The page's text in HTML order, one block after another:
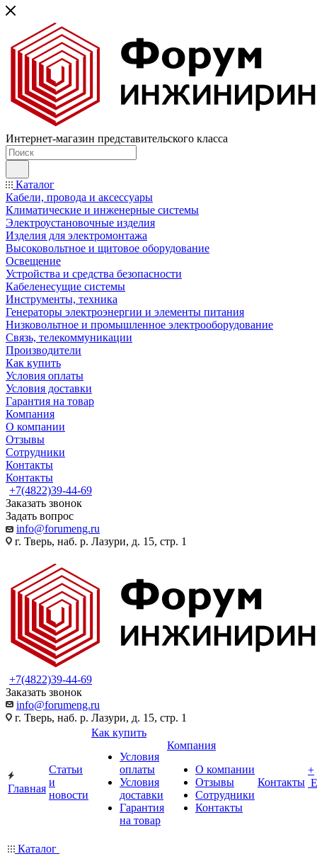
Интернет-магазин представительского класса
Каталог
Кабели, провода и аксессуары
Климатические и инженерные системы
Электроустановочные изделия
Изделия для электромонтажа
Высоковольтное и щитовое оборудование
Освещение
Устройства и средства безопасности
Кабеленесущие системы
Инструменты, техника
Генераторы электроэнергии и элементы питания
Низковольтное и промышленное электрооборудование
Связь, телекоммуникации
Производители
Как купить
Условия оплаты
Условия доставки
Гарантия на товар
Компания
О компании
Отзывы
Сотрудники
Контакты
Контакты
+7(4822)39-44-69
Заказать звонок
Задать вопрос
info@forumeng.ru
г. Тверь, наб. р. Лазури, д. 15, стр. 1
+7(4822)39-44-69
Заказать звонок
info@forumeng.ru
г. Тверь, наб. р. Лазури, д. 15, стр. 1
Главная
Статьи
и
новости
Как купить
Условия
оплаты
Условия
доставки
Гарантия
на товар
Компания
О компании
Отзывы
Сотрудники
Контакты
Контакты
+
Каталог